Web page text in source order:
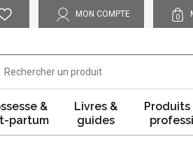
MON COMPTE 0
&
partum
Livres &
guides
Produits